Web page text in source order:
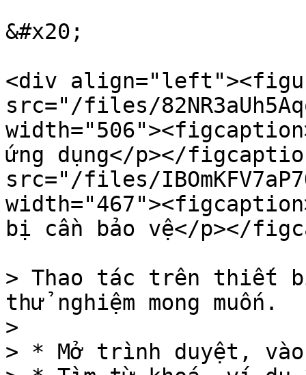
&#x20;
<div
src="/files/
ứng dụng</p></
src="/files/
bị cần bảo vệ</p></
> Thao tác trên thiết
thử nghiệm mong muốn.
>
> * Mở trình duyệt,